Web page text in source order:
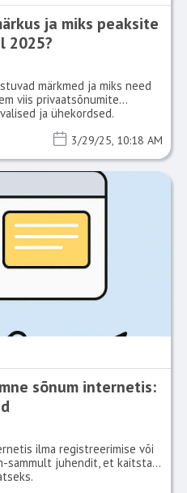
ja miks peaksite
2025?
märkmed ja miks need
viis privaatsõnumite
ja ühekordsed.
3/29/25, 10:18 AM
sõnum internetis:
ilma registreerimise või
sammult juhendit, et kaitsta